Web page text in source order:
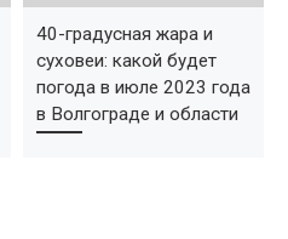
40-градусная жара и
суховеи: какой будет
погода в июле 2023 года
в Волгограде и области